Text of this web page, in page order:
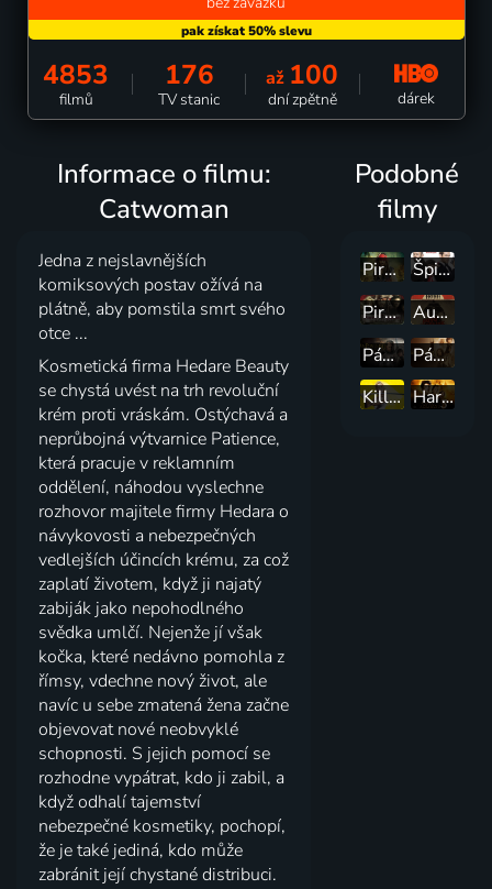
4853
filmů
176
TV stanic
až 100
dní zpětně dárek
Informace o filmu:
Catwoman
Jedna z nejslavnějších
komiksových postav ožívá na
plátně, aby pomstila smrt svého
otce ...
Kosmetická firma Hedare Beauty
se chystá uvést na trh revoluční
krém proti vráskám. Ostýchavá a
neprůbojná výtvarnice Patience,
která pracuje v reklamním
oddělení, náhodou vyslechne
rozhovor majitele firmy Hedara o
návykovosti a nebezpečných
vedlejších účincích krému, za což
zaplatí životem, když ji najatý
zabiják jako nepohodlného
svědka umlčí. Nejenže jí však
kočka, které nedávno pomohla z
římsy, vdechne nový život, ale
navíc u sebe zmatená žena začne
objevovat nové neobvyklé
schopnosti. S jejich pomocí se
rozhodne vypátrat, kdo ji zabil, a
když odhalí tajemství
nebezpečné kosmetiky, pochopí,
že je také jediná, kdo může
zabránit její chystané distribuci.
Podobné
filmy
Piráti z Karibiku: Na vlnách podivna
Špión
Piráti z Karibiku: Na konci světa
Auto zabiják
Pán prstenů: Návrat krále
Pán prstenů: Dvě věže
Kill Bill 2
Harry Potter a vězeň z Azkabanu